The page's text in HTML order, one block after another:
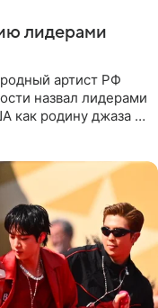
лидерами
артист РФ
назвал лидерами
как родину джаза и